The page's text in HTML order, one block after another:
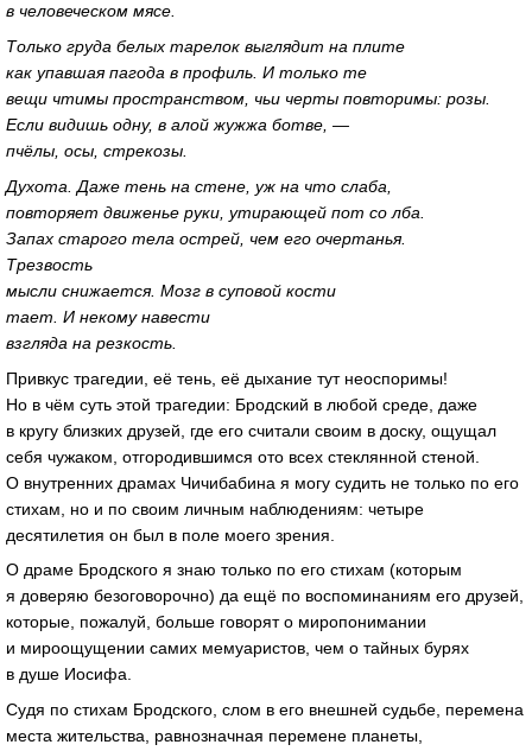
в человеческом мясе.
Только груда белых тарелок выглядит на плите
как упавшая пагода в профиль. И только те
вещи чтимы пространством, чьи черты повторимы: розы.
Если видишь одну, в алой жужжа ботве, —
пчёлы, осы, стрекозы.
Духота. Даже тень на стене, уж на что слаба,
повторяет движенье руки, утирающей пот со лба.
Запах старого тела острей, чем его очертанья.
Трезвость
мысли снижается. Мозг в суповой кости
тает. И некому навести
взгляда на резкость.
Привкус трагедии, её тень, её дыхание тут неоспоримы!
Но в чём суть этой трагедии: Бродский в любой среде, даже
в кругу близких друзей, где его считали своим в доску, ощущал
себя чужаком, отгородившимся ото всех стеклянной стеной.
О внутренних драмах Чичибабина я могу судить не только по его
стихам, но и по своим личным наблюдениям: четыре
десятилетия он был в поле моего зрения.
О драме Бродского я знаю только по его стихам (которым
я доверяю безоговорочно) да ещё по воспоминаниям его друзей,
которые, пожалуй, больше говорят о миропонимании
и мироощущении самих мемуаристов, чем о тайных бурях
в душе Иосифа.
Судя по стихам Бродского, слом в его внешней судьбе, перемена
места жительства, равнозначная перемене планеты,